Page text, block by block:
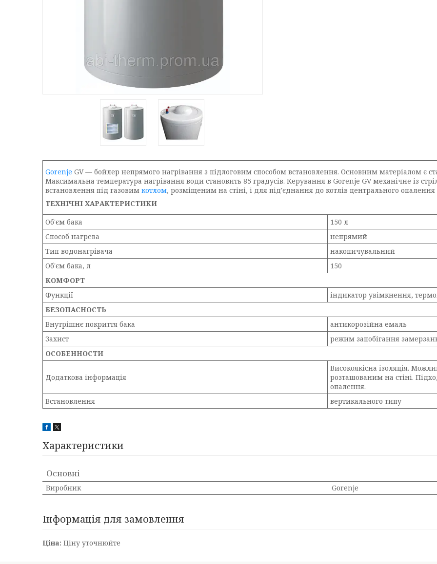
Gorenje GV — бойлер непрямого нагрівання з підлоговим способом встановлення. Основним матеріалом є
Максимальна температура нагрівання води становить 85 градусів. Керування в Gorenje GV механічне із
встановлення під газовим котлом, розміщеним на стіні, і для під'єднання до котлів центрального
ТЕХНІЧНІ ХАРАКТЕРИСТИКИ
Об'єм бака
150 л
Способ нагрева
непрямий
Тип водонагрівача
накопичувальний
Об'єм бака, л
150
КОМФОРТ
Функції
індикатор увімкнення,
БЕЗОПАСНОСТЬ
Внутрішнє покриття бака
антикорозійна емаль
Захист
режим запобігання
ОСОБЕННОСТИ
Додаткова інформація
Високоякісна ізоляція.
розташованим на стіні.
опалення.
Встановлення
вертикального типу
Характеристики
Основні
Виробник Gorenje
Інформація для замовлення
Ціна: Ціну уточнюйте